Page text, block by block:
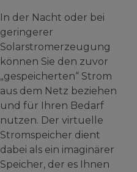
In der Nacht oder bei
geringerer
Solarstromerzeugung
können Sie den zuvor
„gespeicherten“ Strom
aus dem Netz beziehen
und für Ihren Bedarf
nutzen. Der virtuelle
Stromspeicher dient
dabei als ein imaginärer
Speicher, der es Ihnen